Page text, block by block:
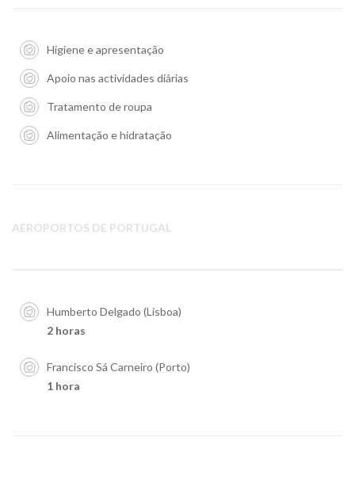
Higiene e apresentação
Apoio nas actividades diárias
Tratamento de roupa
Alimentação e hidratação
AEROPORTOS DE PORTUGAL
Humberto Delgado (Lisboa)
2 horas
Francisco Sá Carneiro (Porto)
1 hora